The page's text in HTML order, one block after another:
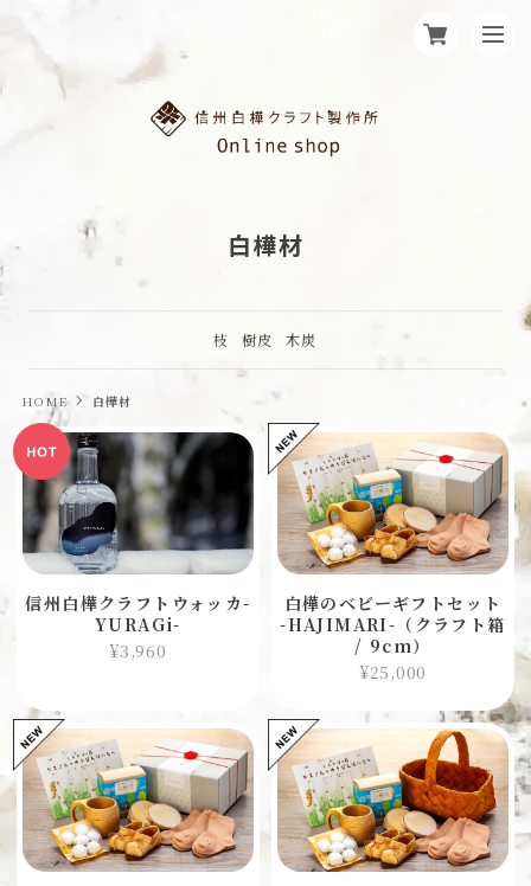
白樺材
枝 樹皮 木炭
HOME 白樺材
信州白樺クラフトウォッカ-
YURAGi-
¥3,960
白樺のベビーギフトセット
-HAJIMARI-（クラフト箱
/ 9cm）
¥25,000